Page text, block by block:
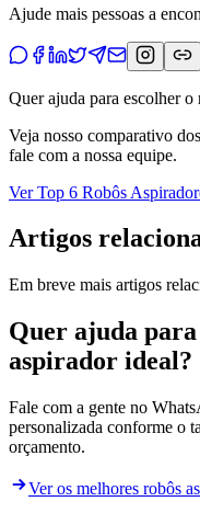
Ajude mais pessoas a
Quer ajuda para escolher o
Veja nosso comparativo
fale com a nossa equipe.
Ver Top 6 Robôs
Artigos
Em breve mais artigos
Quer ajuda
aspirador ideal?
Fale com a gente no
personalizada conforme o
orçamento.
Ver os melhores robôs